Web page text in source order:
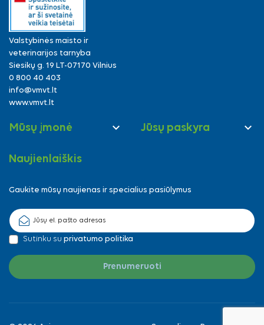
Valstybinės maisto ir
veterinarijos tarnyba
Siesikų g. 19 LT-07170 Vilnius
0 800 40 403
info@vmvt.lt
www.vmvt.lt
Mūsų įmonė  Jūsų paskyra 
Naujienlaiškis
Gaukite mūsų naujienas ir specialius pasiūlymus
Sutinku su privatumo politika